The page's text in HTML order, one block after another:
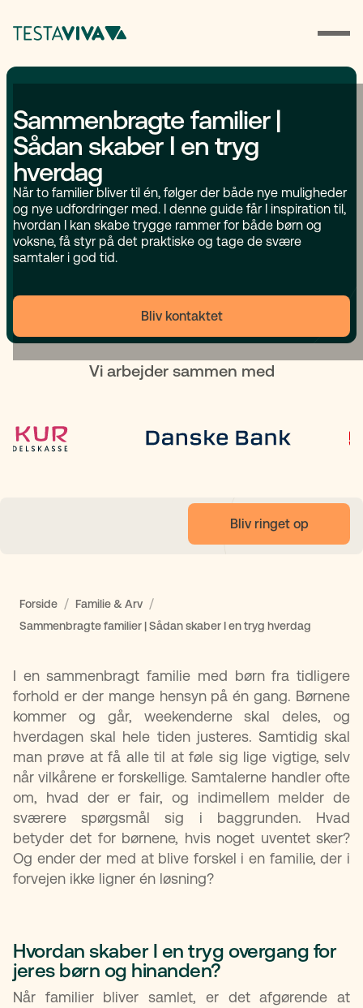
Sammenbragte familier |
Sådan skaber I en tryg
hverdag
Når to familier bliver til én, følger der både nye muligheder
og nye udfordringer med. I denne guide får I inspiration til,
hvordan I kan skabe trygge rammer for både børn og
voksne, få styr på det praktiske og tage de svære
samtaler i god tid.
Bliv kontaktet
Vi arbejder sammen med
Bliv ringet op
Forside / Familie & Arv /
Sammenbragte familier | Sådan skaber I en tryg hverdag
I en sammenbragt familie med børn fra tidligere
forhold er der mange hensyn på én gang. Børnene
kommer og går, weekenderne skal deles, og
hverdagen skal hele tiden justeres. Samtidig skal
man prøve at få alle til at føle sig lige vigtige, selv
når vilkårene er forskellige. Samtalerne handler ofte
om, hvad der er fair, og indimellem melder de
sværere spørgsmål sig i baggrunden. Hvad
betyder det for børnene, hvis noget uventet sker?
Og ender der med at blive forskel i en familie, der i
forvejen ikke ligner én løsning?
Hvordan skaber I en tryg overgang for
jeres børn og hinanden?
Når familier bliver samlet, er det afgørende at